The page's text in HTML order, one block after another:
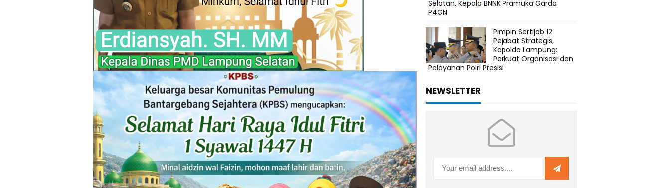
Selatan, Kepala BNNK Pramuka Garda
P4GN
Pimpin Sertijab 12
Pejabat Strategis,
Kapolda Lampung:
Perkuat Organisasi dan
Pelayanan Polri Presisi
NEWSLETTER